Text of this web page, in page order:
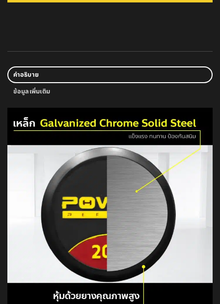
คำอธิบาย
ข้อมูลเพิ่มเติม